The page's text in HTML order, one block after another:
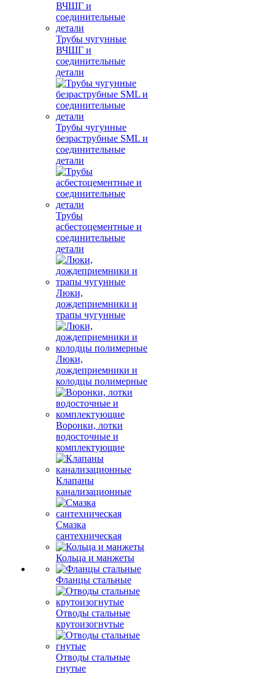
Трубы чугунные
ВЧШГ и
соединительные
детали
Трубы чугунные
безраструбные SML и
соединительные
детали
Трубы
асбестоцементные и
соединительные
детали
Люки,
дождеприемники и
трапы чугунные
Люки,
дождеприемники и
колодцы полимерные
Воронки, лотки
водосточные и
комплектующие
Клапаны
канализационные
Смазка
сантехническая
Кольца и манжеты
Фланцы стальные
Отводы стальные
крутоизогнутые
Отводы стальные
гнутые